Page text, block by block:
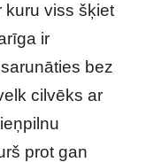
kuru viss šķiet
ir
bez
cilvēks ar
prot gan